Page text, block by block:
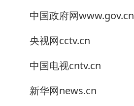
中国政府网www.gov.cn
央视网cctv.cn
中国电视cntv.cn
新华网news.cn